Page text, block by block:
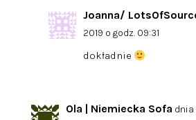
Joanna/
2019 o godz. 09:31
dokładnie
Ola | Niemiecka Sofa dnia